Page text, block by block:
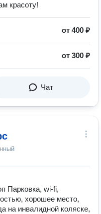
красоту!
от 400 ₽
от 300 ₽
Чат
Парковка, wi-fi,
хорошее место,
на инвалидной коляске,